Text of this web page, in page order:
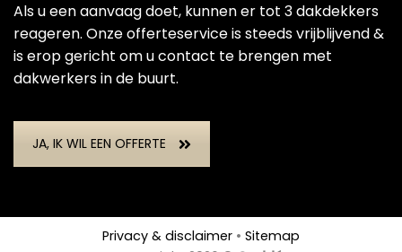
Als u een aanvaag doet, kunnen er tot 3 dakdekkers
reageren. Onze offerteservice is steeds vrijblijvend &
is erop gericht om u contact te brengen met
dakwerkers in de buurt.
JA, IK WIL EEN OFFERTE
Privacy & disclaimer • Sitemap